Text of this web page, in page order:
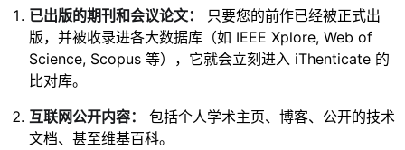
已出版的期刊和会议论文：
只要您的前作已经被正式出
版，并被收录进各大数据库（如 IEEE Xplore, Web of
Science, Scopus 等），它就会立刻进入 iThenticate 的
比对库。
互联网公开内容：
包括个人学术主页、博客、公开的技术
文档、甚至维基百科。